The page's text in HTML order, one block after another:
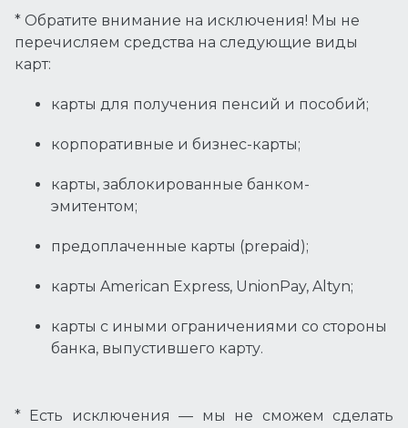
* Обратите внимание на исключения! Мы не
перечисляем средства на следующие виды
карт:
карты для получения пенсий и пособий;
корпоративные и бизнес-карты;
карты, заблокированные банком-
эмитентом;
предоплаченные карты (prepaid);
карты American Express, UnionPay, Altyn;
карты с иными ограничениями со стороны
банка, выпустившего карту.
* Есть исключения — мы не сможем сделать